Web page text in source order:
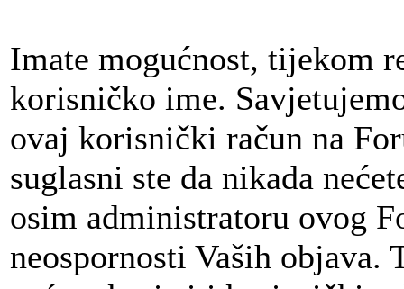
Imate mogućnost, tijekom
korisničko ime.
ovaj korisnički račun na
suglasni ste da nikada
osim administratoru ovog
neospornosti Vaših